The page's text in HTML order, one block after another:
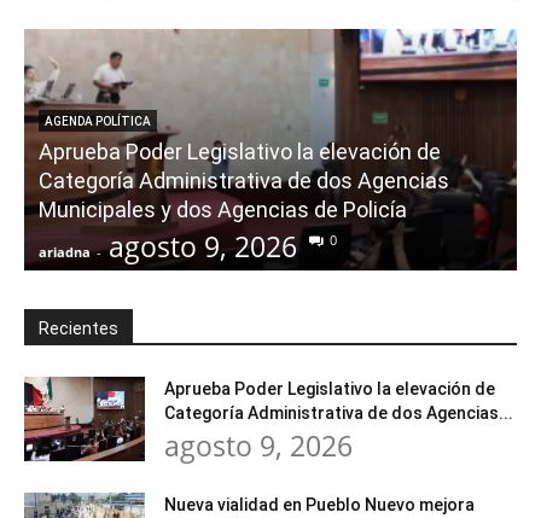
AGENDA POLÍTICA
Aprueba Poder Legislativo la elevación de
Categoría Administrativa de dos Agencias
Municipales y dos Agencias de Policía
ariadna - agosto 9, 2026 0
Recientes
Aprueba Poder Legislativo la elevación de
Categoría Administrativa de dos Agencias...
agosto 9, 2026
Nueva vialidad en Pueblo Nuevo mejora